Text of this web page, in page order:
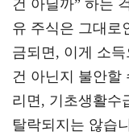
건 아닐까” 하는
유 주식은 그대로
금되면, 이게 소
건 아닌지 불안할
리면, 기초생활수
탈락되지는 않습